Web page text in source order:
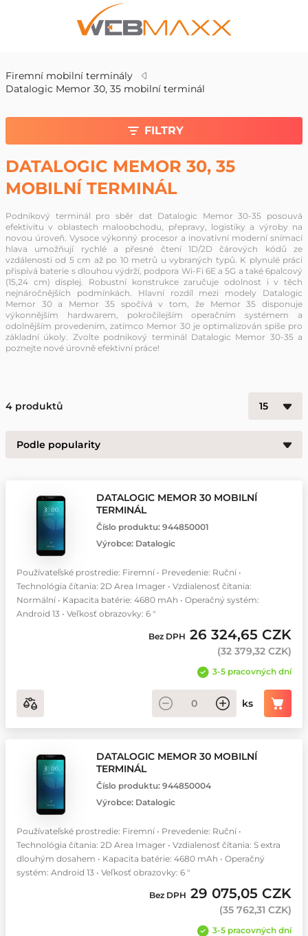
Firemní mobilní terminály
Datalogic Memor 30, 35 mobilní terminál
DATALOGIC MEMOR 30, 35
MOBILNÍ TERMINÁL
Podnikový terminál pro sběr dat Datalogic Memor 30-35 posouvá
efektivitu v oblastech maloobchodu, přepravy, logistiky a výroby na
novou úroveň. Vysoce výkonný procesor a inovativní moderní snímací
hlava umožňují rychlé a přesné čtení 1D/2D čárových kódů ze
vzdálenosti od 5 cm až po 10 metrů u vybraných typů. K plynulé práci
přispívá baterie s dlouhou výdrží, podpora Wi-Fi 6E a 5G a také 6palcový
(15,24 cm) displej. Robustní konstrukce zaručuje odolnost i v těch
nejnáročnějších podmínkách. Hlavní rozdíl mezi modely Datalogic
Memor 30 a Memor 35 spočívá v tom, že Memor 35 disponuje
výkonnějším hardwarem, pokročilejším operačním systémem a
odolnějším provedením, zatímco Memor 30 je optimalizován spíše pro
základní úkoly. Zvolte podnikový terminál Datalogic Memor 30-35 a
poznejte nové úrovně efektivní práce!
4 produktů
DATALOGIC MEMOR 30 MOBILNÍ
TERMINÁL
Číslo produktu: 944850001
Výrobce: Datalogic
Používateľské prostredie: Firemní • Prevedenie: Ruční •
Technológia čítania: 2D Area Imager • Vzdialenosť čítania:
Normální • Kapacita batérie: 4680 mAh • Operačný systém:
Android 13 • Veľkosť obrazovky: 6 "
Bez DPH 26 324,65 CZK
(32 379,32 CZK)
3-5 pracovných dní
ks
DATALOGIC MEMOR 30 MOBILNÍ
TERMINÁL
Číslo produktu: 944850004
Výrobce: Datalogic
Používateľské prostredie: Firemní • Prevedenie: Ruční •
Technológia čítania: 2D Area Imager • Vzdialenosť čítania: S extra
dlouhým dosahem • Kapacita batérie: 4680 mAh • Operačný
systém: Android 13 • Veľkosť obrazovky: 6 "
Bez DPH 29 075,05 CZK
(35 762,31 CZK)
3-5 pracovných dní
FILTRY